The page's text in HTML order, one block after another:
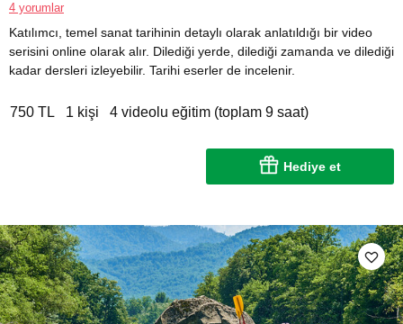
4 yorumlar
Katılımcı, temel sanat tarihinin detaylı olarak anlatıldığı bir video
serisini online olarak alır. Dilediği yerde, dilediği zamanda ve dilediği
kadar dersleri izleyebilir. Tarihi eserler de incelenir.
750 TL 1 kişi 4 videolu eğitim (toplam 9 saat)
Hediye et